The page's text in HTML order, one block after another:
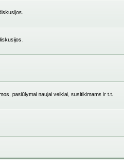
pasiūlymai naujai veiklai, susitikimams ir t.t.